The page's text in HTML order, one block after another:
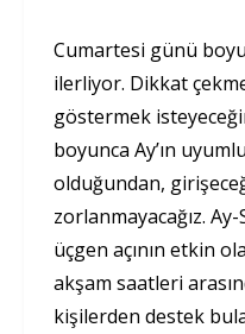
Cumartesi günü
ilerliyor. Dikkat
göstermek
boyunca Ay’ın
olduğundan,
zorlanmayacağız.
üçgen açının etkin
akşam saatleri
kişilerden destek